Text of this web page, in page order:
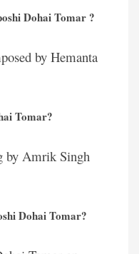
Dohai Tomar ?
by Hemanta
Tomar?
by Amrik Singh
Dohai Tomar?